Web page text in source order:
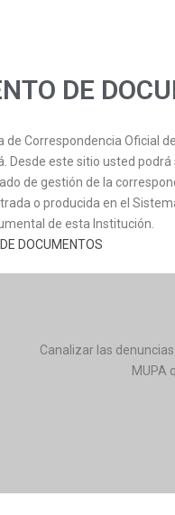
DE
de Correspondencia Oficial
Desde este sitio usted podrá
de gestión de la
o producida en el
de esta Institución.
DOCUMENTOS
Canalizar las
MUPA